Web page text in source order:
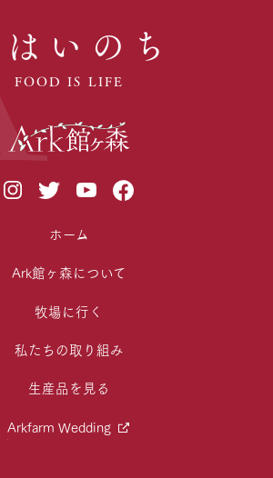
いのち
FOOD IS LIFE
ホーム
Ark館ヶ森について
牧場に行く
私たちの取り組み
生産品を見る
Arkfarm Wedding